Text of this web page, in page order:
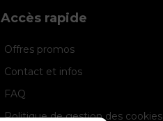
Accès rapide
Offres promos
Contact et infos
FAQ
Politique de gestion des cookies